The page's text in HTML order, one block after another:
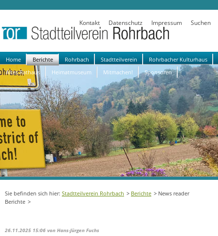
Kontakt Datenschutz Impressum Suchen
Navigation
überspringen
Home Berichte Rohrbach Stadtteilverein
Rohrbacher Kulturhaus
Altes Rathaus
Heimatmuseum Mitmachen! Sponsoren
Stadtteilverein Rohrbach Berichte
News reader
Berichte
26.11.2025 15:06 von Hans-Jürgen Fuchs